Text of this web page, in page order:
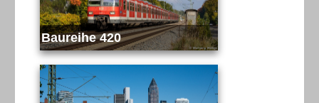
Baureihe 420